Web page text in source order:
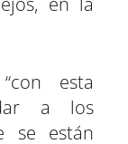
esta
a los
se están